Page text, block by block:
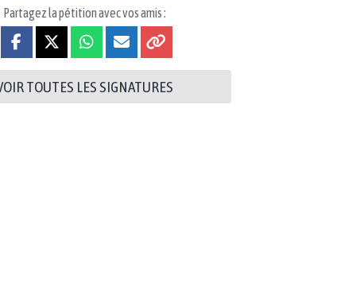
Partagez la pétition avec vos amis :
TOUTES LES SIGNATURES